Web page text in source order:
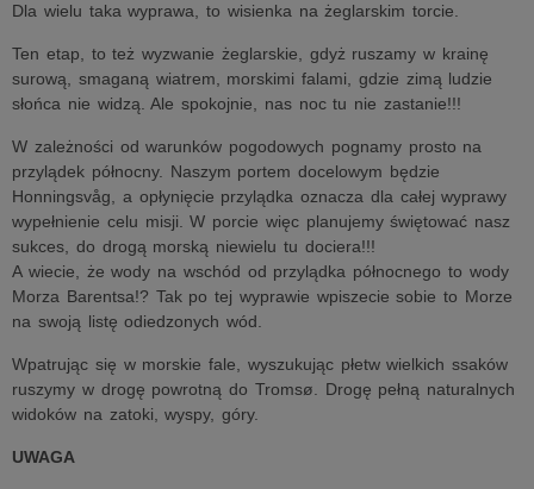
Dla wielu taka wyprawa, to wisienka na żeglarskim torcie.
Ten etap, to też wyzwanie żeglarskie, gdyż ruszamy w krainę
surową, smaganą wiatrem, morskimi falami, gdzie zimą ludzie
słońca nie widzą. Ale spokojnie, nas noc tu nie zastanie!!!
W zależności od warunków pogodowych pognamy prosto na
przylądek północny. Naszym portem docelowym będzie
Honningsvåg, a opłynięcie przylądka oznacza dla całej wyprawy
wypełnienie celu misji. W porcie więc planujemy świętować nasz
sukces, do drogą morską niewielu tu dociera!!!
A wiecie, że wody na wschód od przylądka północnego to wody
Morza Barentsa!? Tak po tej wyprawie wpiszecie sobie to Morze
na swoją listę odiedzonych wód.
Wpatrując się w morskie fale, wyszukując płetw wielkich ssaków
ruszymy w drogę powrotną do Tromsø. Drogę pełną naturalnych
widoków na zatoki, wyspy, góry.
UWAGA